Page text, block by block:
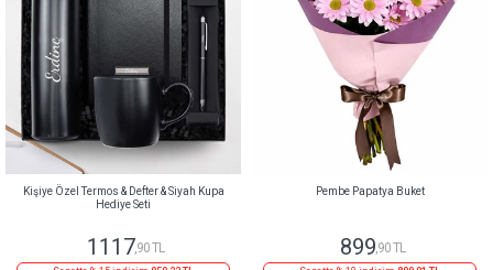
Kişiye Özel Termos & Defter & Siyah Kupa
Hediye Seti
1117,90 TL
Pembe Papatya Buket
899,90 TL